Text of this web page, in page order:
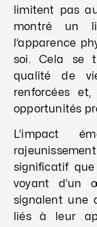
limitent pas
montré un
l’apparence
soi. Cela se
qualité de
renforcées
opportunités
L’impact
significatif
voyant d’un
signalent une
liés à leur